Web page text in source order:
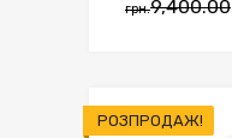
грн.9,400.00
РОЗПРОДАЖ!